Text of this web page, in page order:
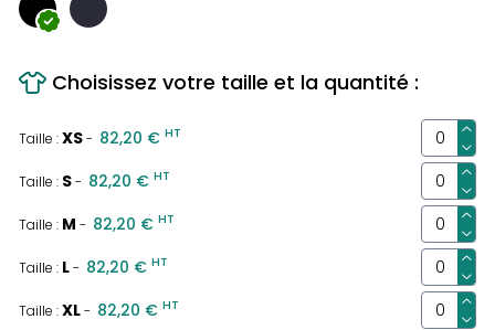
Choisissez votre taille et la quantité :
Taille :XS- 82,20 € HT
Taille : S- 82,20 € HT
Taille : M - 82,20 € HT
Taille : L- 82,20 € HT
Taille :XL- 82,20 € HT